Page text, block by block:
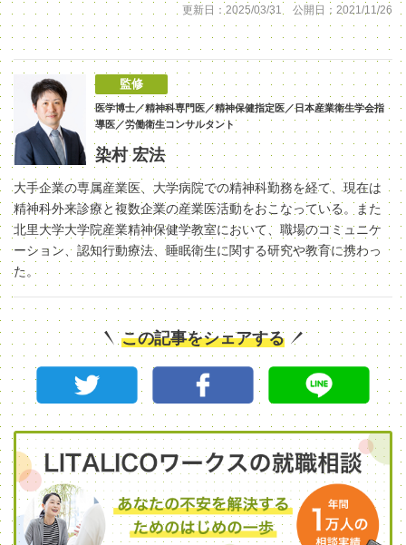
更新日：2025/03/31 公開日：2021/11/26
監修
医学博士／精神科専門医／精神保健指定医／日本産業衛生学会指
導医／労働衛生コンサルタント
染村 宏法
大手企業の専属産業医、大学病院での精神科勤務を経て、現在は
精神科外来診療と複数企業の産業医活動をおこなっている。また
北里大学大学院産業精神保健学教室において、職場のコミュニケ
ーション、認知行動療法、睡眠衛生に関する研究や教育に携わっ
た。
この記事をシェアする